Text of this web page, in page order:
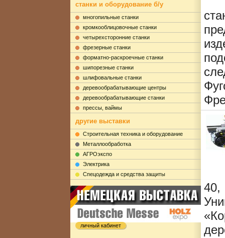
станки и оборудование б/у
многопильные станки
кромкооблицовочные станки
четырехсторонние станки
фрезерные станки
форматно-раскроечные станки
шипорезные станки
шлифовальные станки
деревообрабатывающие центры
деревообрабатывающие станки
прессы, ваймы
другие выставки
Строительная техника и оборудование
Металлообработка
АГРОэкспо
Электрика
Cпецодежда и средства защиты
личный кабинет